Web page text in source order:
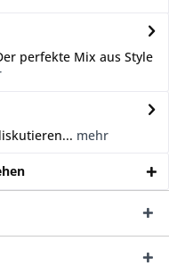
perfekte Mix aus Style
mehr